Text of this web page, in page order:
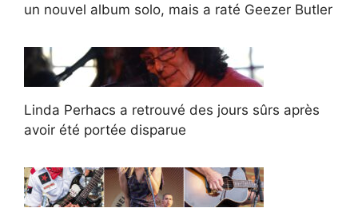
un nouvel album solo, mais a raté Geezer Butler
Linda Perhacs a retrouvé des jours sûrs après
avoir été portée disparue